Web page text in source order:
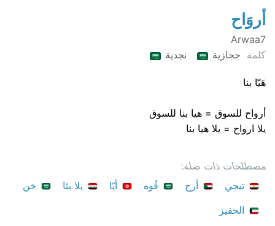
أروَاح
Arwaa7
كلمة حجازية نجدية
هَيّا بنا
أرواح للسوق = هيا بنا للسوق
يلا ارواح = يلا هيا بنا
مصطلحات ذات صلة:
تيجي
أرح قُوه أيّا يلا بئا
خن
الحفيز